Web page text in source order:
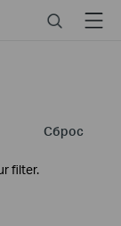
SearchMenu
Сброс
filter.